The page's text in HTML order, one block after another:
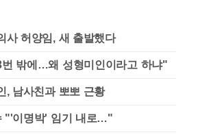
사 허양임, 새 출발했다
밖에…왜 성형미인이라고 하냐"
, 남사친과 뽀뽀 근황
"'이명박' 임기 내로…"